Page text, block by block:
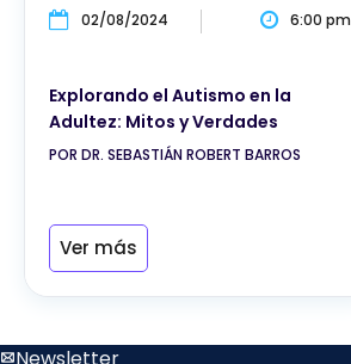
02/08/2024 6:00 pm
Explorando el Autismo en la
Adultez: Mitos y Verdades
POR DR. SEBASTIÁN ROBERT BARROS
Ver más